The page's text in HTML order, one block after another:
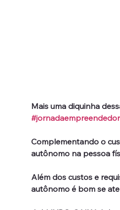
Mais uma diquinha
Complementando o
autônomo na pessoa
Além dos custos e
autônomo é bom se